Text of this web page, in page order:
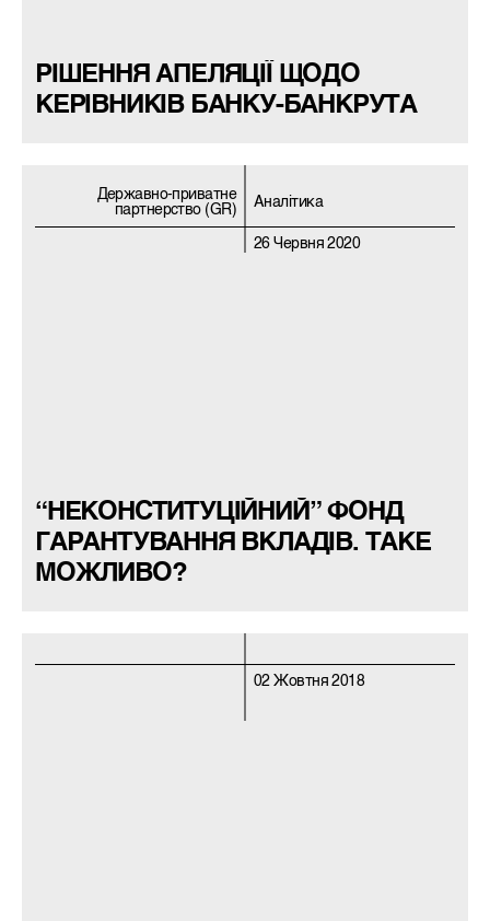
РІШЕННЯ АПЕЛЯЦІЇ ЩОДО
КЕРІВНИКІВ БАНКУ-БАНКРУТА
Державно-приватне
партнерство (GR)
Аналітика
26 Червня 2020
“НЕКОНСТИТУЦІЙНИЙ” ФОНД
ГАРАНТУВАННЯ ВКЛАДІВ. ТАКЕ
МОЖЛИВО?
02 Жовтня 2018